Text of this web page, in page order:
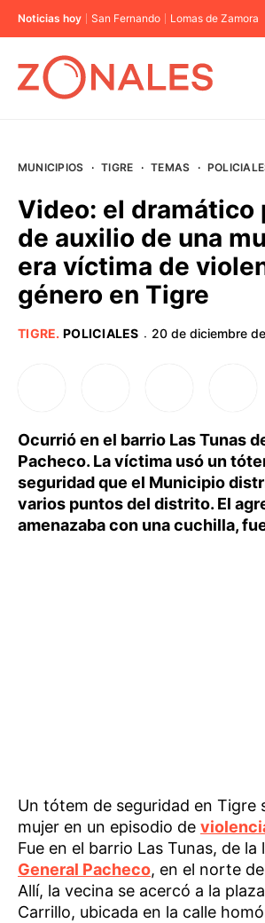
Noticias hoy San Fernando Lomas de Zamora
BUENOS AIRES
PROVINCIAS
MUNICIPIOS · TIGRE · TEMAS ·
Video: el dramático
de auxilio de una
era víctima de
género en Tigre
TIGRE. POLICIALES · 20 de diciembre
Ocurrió en el barrio Las Tunas
Pacheco. La víctima usó un
seguridad que el Municipio
varios puntos del distrito. El
amenazaba con una cuchilla,
Un tótem de seguridad en Tigre
mujer en un episodio de
Fue en el barrio Las Tunas, de la
General Pacheco, en el norte
Allí, la vecina se acercó a la
Carrillo, ubicada en la calle